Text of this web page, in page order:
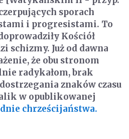
sporach
i progresistami. To
Kościół
Już od dawna
że obu stronom
radykałom, brak
znaków czasu
w opublikowanej
chrześcijaństwa.